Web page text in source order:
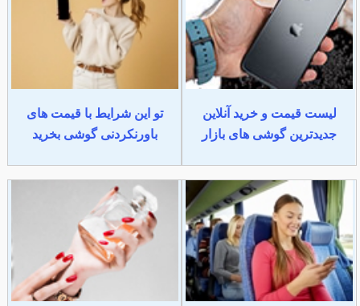
لیست قیمت و خرید آنلاین
جدیدترین گوشی های بازار
تو این شرایط با قیمت های
باورنکردنی گوشی بخرید